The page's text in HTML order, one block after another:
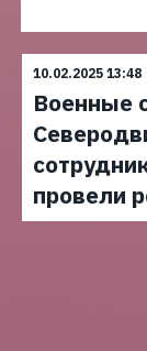
10.02.2025 13:48
Военные
провели